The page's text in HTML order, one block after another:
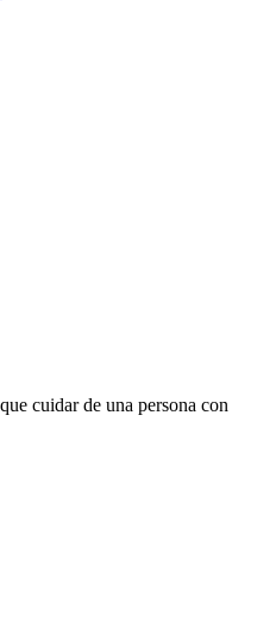
cuidar de una persona con